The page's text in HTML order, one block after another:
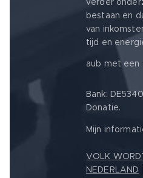
bestaan en
van
tijd en
aub met een
Bank:
Donatie.
Mijn
VOLK
NEDERLAND